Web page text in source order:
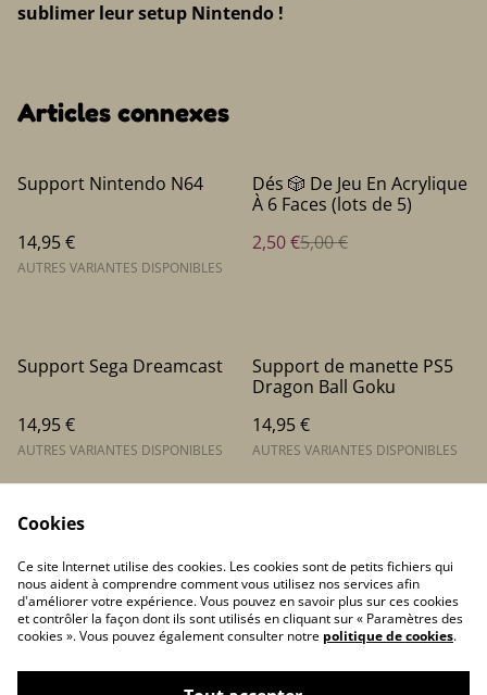
sublimer leur setup Nintendo !
Articles connexes
Support Nintendo N64
14,95 €
AUTRES VARIANTES DISPONIBLES
%
Dés 🎲 De Jeu En Acrylique
À 6 Faces (lots de 5)
2,50 €5,00 €
Support Sega Dreamcast
14,95 €
AUTRES VARIANTES DISPONIBLES
Support de manette PS5
Dragon Ball Goku
14,95 €
AUTRES VARIANTES DISPONIBLES
Contactez-nous
Conditions
Politique de
confidentialité
Politique de cookies
Cookies
Ce site Internet utilise des cookies. Les cookies sont de petits fichiers qui
nous aident à comprendre comment vous utilisez nos services afin
d'améliorer votre expérience. Vous pouvez en savoir plus sur ces cookies
et contrôler la façon dont ils sont utilisés en cliquant sur « Paramètres des
cookies ». Vous pouvez également consulter notre politique de cookies.